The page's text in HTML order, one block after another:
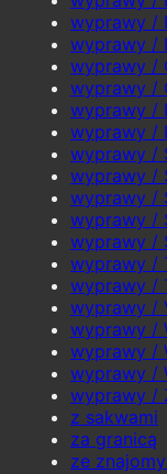
wyprawy /
wyprawy /
wyprawy /
wyprawy /
wyprawy /
wyprawy /
wyprawy /
wyprawy /
wyprawy /
wyprawy /
wyprawy /
wyprawy /
wyprawy /
wyprawy /
wyprawy /
wyprawy /
wyprawy /
wyprawy /
z sakwami
za granicą
ze